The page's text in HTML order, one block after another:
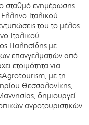
σταθμό ενημέρωσης
Ιταλικού
του το μέλος
Ιταλικού
Παλησίδης με
επαγγελματιών από
ετοιμότητα για
με τη
Θεσσαλονίκης,
δημιουργεί
αγροτουριστικών